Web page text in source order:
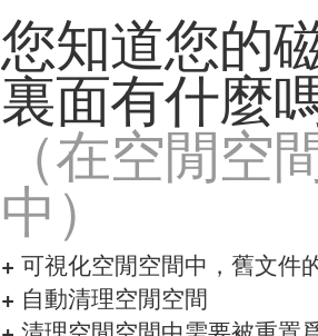
您知道您的
裏面有什麼
（在空閒空
中）
+ 可視化空閒空間中，舊文件
+ 自動清理空閒空間